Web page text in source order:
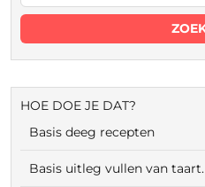
HOE DOE JE DAT?
Basis deeg recepten
Basis uitleg vullen van taart.